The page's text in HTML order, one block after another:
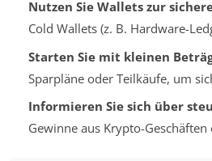
Nutzen Sie Wallets zur
Cold Wallets (z. B. Hardware-
Starten Sie mit kleinen
Sparpläne oder Teilkäufe, um
Informieren Sie sich über
Gewinne aus Krypto-